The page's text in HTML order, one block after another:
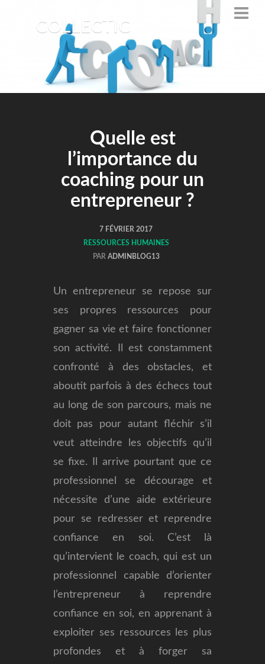
COLLECTIC
Quelle est
l’importance du
coaching pour un
entrepreneur ?
7 FÉVRIER 2017
RESSOURCES HUMAINES
PAR ADMINBLOG13
Un entrepreneur se repose sur
ses propres ressources pour
gagner sa vie et faire fonctionner
son activité. Il est constamment
confronté à des obstacles, et
aboutit parfois à des échecs tout
au long de son parcours, mais ne
doit pas pour autant fléchir s’il
veut atteindre les objectifs qu’il
se fixe.
Il arrive pourtant que ce
professionnel se décourage et
nécessite d’une aide extérieure
pour se redresser et reprendre
confiance en soi. C’est là
qu’intervient le coach, qui est un
professionnel capable d’orienter
l’entrepreneur à reprendre
confiance en soi, en apprenant à
exploiter ses ressources les plus
profondes et à forger sa